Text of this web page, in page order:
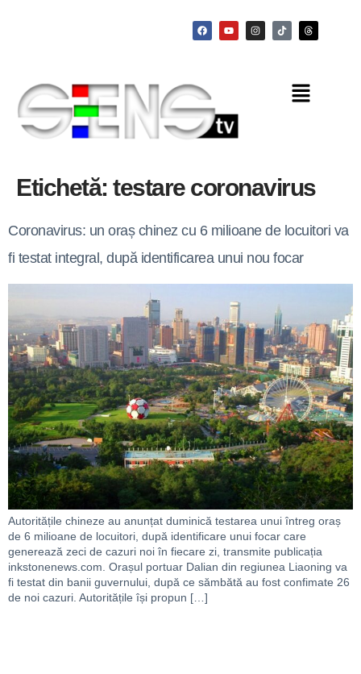
Etichetă: testare coronavirus
Coronavirus: un oraș chinez cu 6 milioane de locuitori va
fi testat integral, după identificarea unui nou focar
Autoritățile chineze au anunțat duminică testarea unui întreg oraș
de 6 milioane de locuitori, după identificare unui focar care
generează zeci de cazuri noi în fiecare zi, transmite publicația
inkstonenews.com. Orașul portuar Dalian din regiunea Liaoning va
fi testat din banii guvernului, după ce sămbătă au fost confimate 26
de noi cazuri. Autoritățile își propun […]